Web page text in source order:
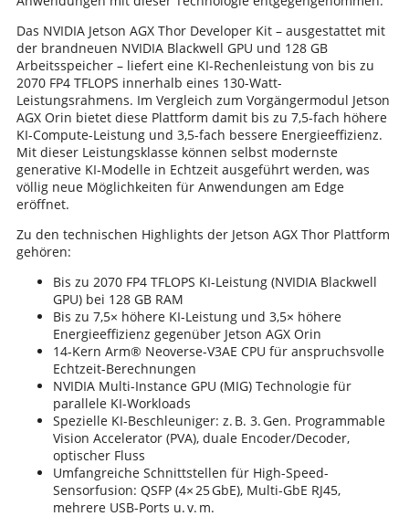
Das NVIDIA Jetson AGX Thor Developer Kit – ausgestattet mit
der brandneuen NVIDIA Blackwell GPU und 128 GB
Arbeitsspeicher – liefert eine KI-Rechenleistung von bis zu
2070 FP4 TFLOPS innerhalb eines 130-Watt-
Leistungsrahmens. Im Vergleich zum Vorgängermodul Jetson
AGX Orin bietet diese Plattform damit bis zu 7,5-fach höhere
KI-Compute-Leistung und 3,5-fach bessere Energieeffizienz.
Mit dieser Leistungsklasse können selbst modernste
generative KI-Modelle in Echtzeit ausgeführt werden, was
völlig neue Möglichkeiten für Anwendungen am Edge
eröffnet.
Zu den technischen Highlights der Jetson AGX Thor Plattform
gehören:
Bis zu 2070 FP4 TFLOPS KI-Leistung (NVIDIA Blackwell
GPU) bei 128 GB RAM
Bis zu 7,5× höhere KI-Leistung und 3,5× höhere
Energieeffizienz gegenüber Jetson AGX Orin
14‑Kern Arm® Neoverse-V3AE CPU für anspruchsvolle
Echtzeit-Berechnungen
NVIDIA Multi-Instance GPU (MIG) Technologie für
parallele KI-Workloads
Spezielle KI-Beschleuniger: z. B. 3. Gen. Programmable
Vision Accelerator (PVA), duale Encoder/Decoder,
optischer Fluss
Umfangreiche Schnittstellen für High-Speed-
Sensorfusion: QSFP (4× 25 GbE), Multi-GbE RJ45,
mehrere USB-Ports u. v. m.